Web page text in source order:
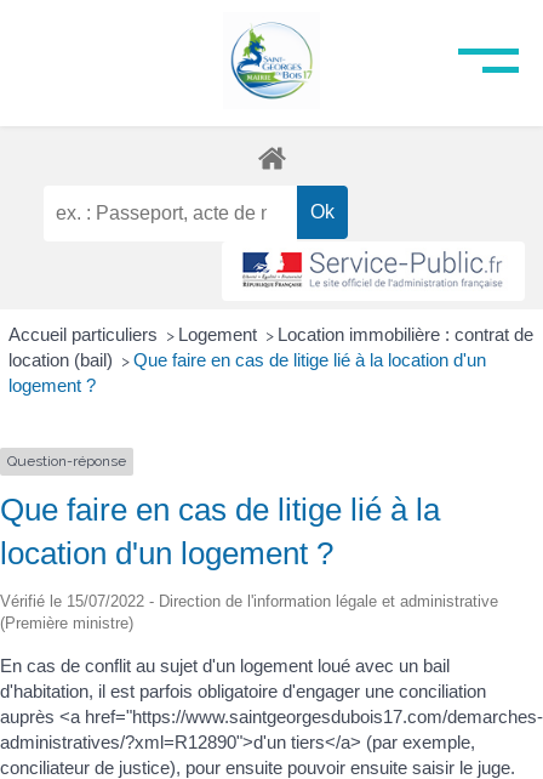
Accueil particuliers > Logement > Location immobilière : contrat de
location (bail) > Que faire en cas de litige lié à la location d'un
logement ?
Question-réponse
Que faire en cas de litige lié à la
location d'un logement ?
Vérifié le 15/07/2022 - Direction de l'information légale et administrative
(Première ministre)
En cas de conflit au sujet d'un logement loué avec un bail
d'habitation, il est parfois obligatoire d'engager une conciliation
auprès <a href="https://www.saintgeorgesdubois17.com/demarches-
administratives/?xml=R12890">d'un tiers</a> (par exemple,
conciliateur de justice), pour ensuite pouvoir ensuite saisir le juge.